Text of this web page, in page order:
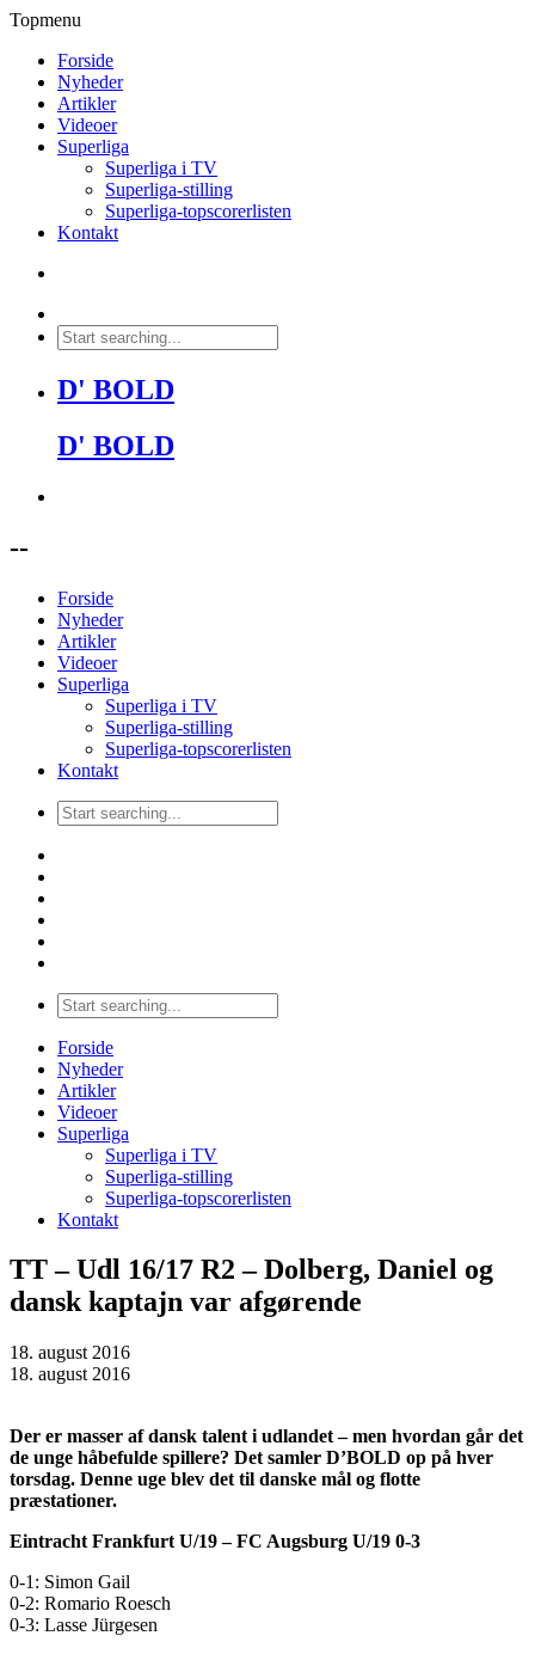
Topmenu
Forside
Nyheder
Artikler
Videoer
Superliga
Superliga i TV
Superliga-stilling
Superliga-topscorerlisten
Kontakt
D' BOLD
D' BOLD
--
Forside
Nyheder
Artikler
Videoer
Superliga
Superliga i TV
Superliga-stilling
Superliga-topscorerlisten
Kontakt
Forside
Nyheder
Artikler
Videoer
Superliga
Superliga i TV
Superliga-stilling
Superliga-topscorerlisten
Kontakt
TT – Udl 16/17 R2 – Dolberg, Daniel og
dansk kaptajn var afgørende
18. august 2016
18. august 2016
Der er masser af dansk talent i udlandet – men hvordan går det
de unge håbefulde spillere? Det samler D’BOLD op på hver
torsdag. Denne uge blev det til danske mål og flotte
præstationer.
Eintracht Frankfurt U/19 – FC Augsburg U/19 0-3
0-1: Simon Gail
0-2: Romario Roesch
0-3: Lasse Jürgesen